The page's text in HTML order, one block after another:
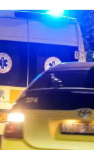
το «Χαμόγελο του
τρεις άνδρες
ημερών στη ΜΕΘ